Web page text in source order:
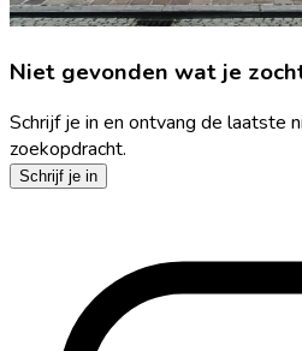
Niet gevonden wat je
Schrijf je in en ontvang de laatste
zoekopdracht.
Schrijf je in